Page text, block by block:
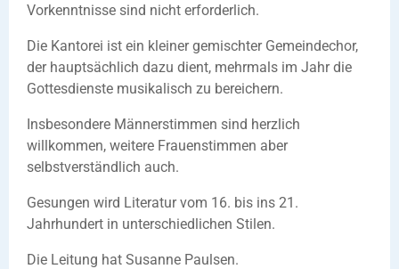
Vorkenntnisse sind nicht erforderlich.
Die Kantorei ist ein kleiner gemischter Gemeindechor,
der hauptsächlich dazu dient, mehrmals im Jahr die
Gottesdienste musikalisch zu bereichern.
Insbesondere Männerstimmen sind herzlich
willkommen, weitere Frauenstimmen aber
selbstverständlich auch.
Gesungen wird Literatur vom 16. bis ins 21.
Jahrhundert in unterschiedlichen Stilen.
Die Leitung hat Susanne Paulsen.